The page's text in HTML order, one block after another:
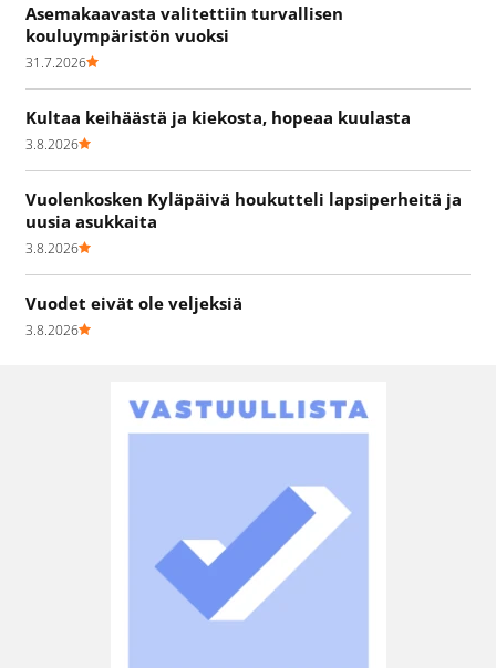
Asemakaavasta valitettiin turvallisen
kouluympäristön vuoksi
31.7.2026
Kultaa keihäästä ja kiekosta, hopeaa kuulasta
3.8.2026
Vuolenkosken Kyläpäivä houkutteli lapsiperheitä ja
uusia asukkaita
3.8.2026
Vuodet eivät ole veljeksiä
3.8.2026